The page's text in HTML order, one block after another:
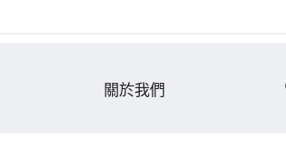
關於我們